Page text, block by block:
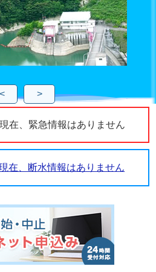
< >
現在、緊急情報はありません
在、断水情報はありません